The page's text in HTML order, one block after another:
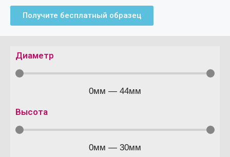
Получите бесплатный образец
Диаметр
0мм — 44мм
Высота
0мм — 30мм